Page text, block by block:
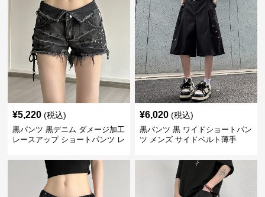
¥5,220 (税込)
黒パンツ 黒デニム ダメージ加工
レースアップ ショートパンツ レ
¥6,020 (税込)
黒パンツ 黒 ワイドショートパン
ツ メンズ サイドベルト薄手